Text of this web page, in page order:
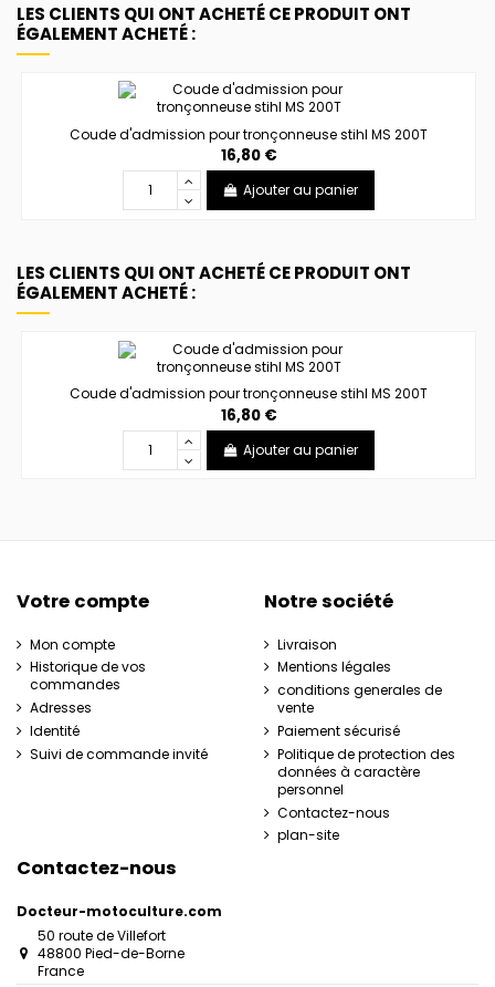
LES CLIENTS QUI ONT ACHETÉ CE PRODUIT ONT
ÉGALEMENT ACHETÉ :
Coude d'admission pour tronçonneuse stihl MS 200T
16,80 €
Ajouter au panier
LES CLIENTS QUI ONT ACHETÉ CE PRODUIT ONT
ÉGALEMENT ACHETÉ :
Coude d'admission pour tronçonneuse stihl MS 200T
16,80 €
Ajouter au panier
Votre compte
Mon compte
Historique de vos
commandes
Adresses
Identité
Suivi de commande invité
Notre société
Livraison
Mentions légales
conditions generales de
vente
Paiement sécurisé
Politique de protection des
données à caractère
personnel
Contactez-nous
plan-site
Contactez-nous
Docteur-motoculture.com
50 route de Villefort
48800 Pied-de-Borne
France